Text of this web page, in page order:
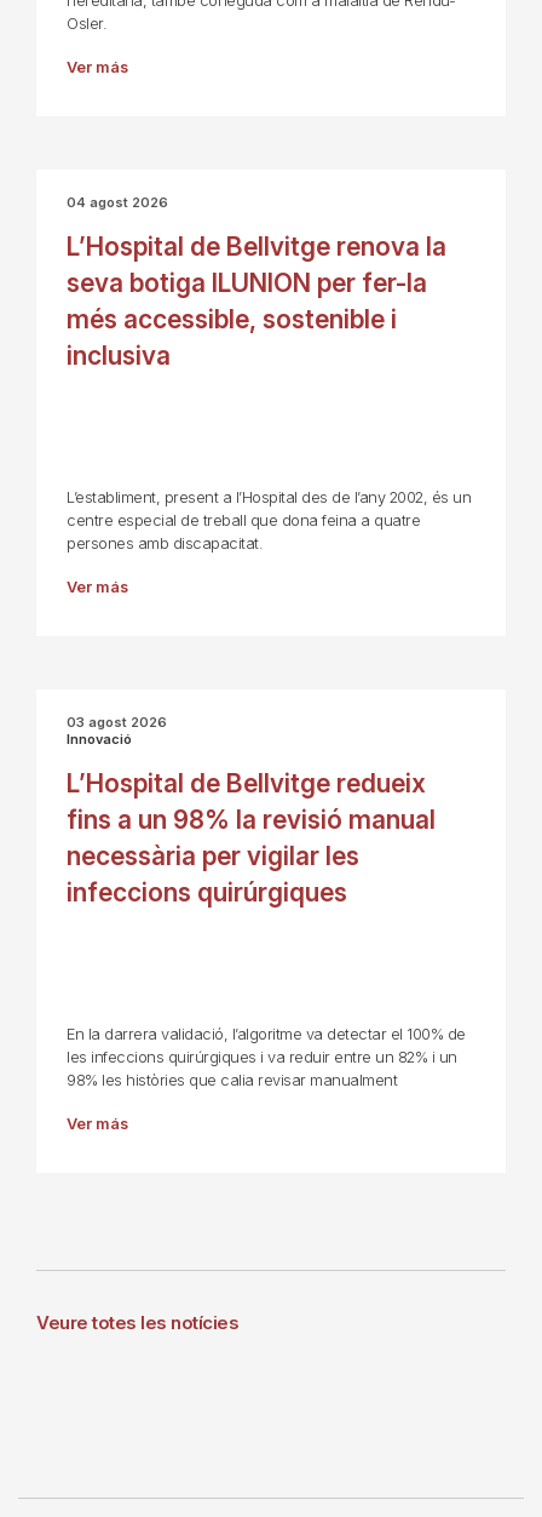
Osler.
Ver más
04 agost 2026
L’Hospital de Bellvitge renova la
seva botiga ILUNION per fer-la
més accessible, sostenible i
inclusiva
L’establiment, present a l’Hospital des de l’any 2002, és un
centre especial de treball que dona feina a quatre
persones amb discapacitat.
Ver más
03 agost 2026
Innovació
L’Hospital de Bellvitge redueix
fins a un 98% la revisió manual
necessària per vigilar les
infeccions quirúrgiques
En la darrera validació, l’algoritme va detectar el 100% de
les infeccions quirúrgiques i va reduir entre un 82% i un
98% les històries que calia revisar manualment
Ver más
Veure totes les notícies